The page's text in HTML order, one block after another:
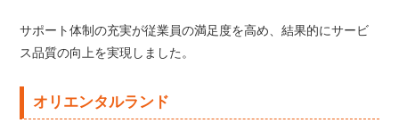
サポート体制の充実が従業員の満足度を高め、結果的にサービ
ス品質の向上を実現しました。
オリエンタルランド